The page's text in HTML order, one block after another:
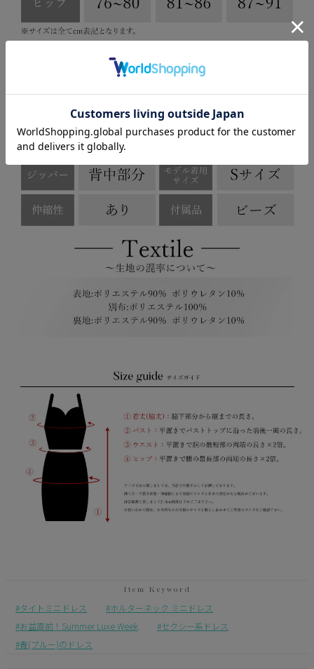
タイトミニドレス
ホルターネック ミニドレス
お盆直前！Summer Luxe Week
セクシー系ドレス
青(ブルー)のドレス